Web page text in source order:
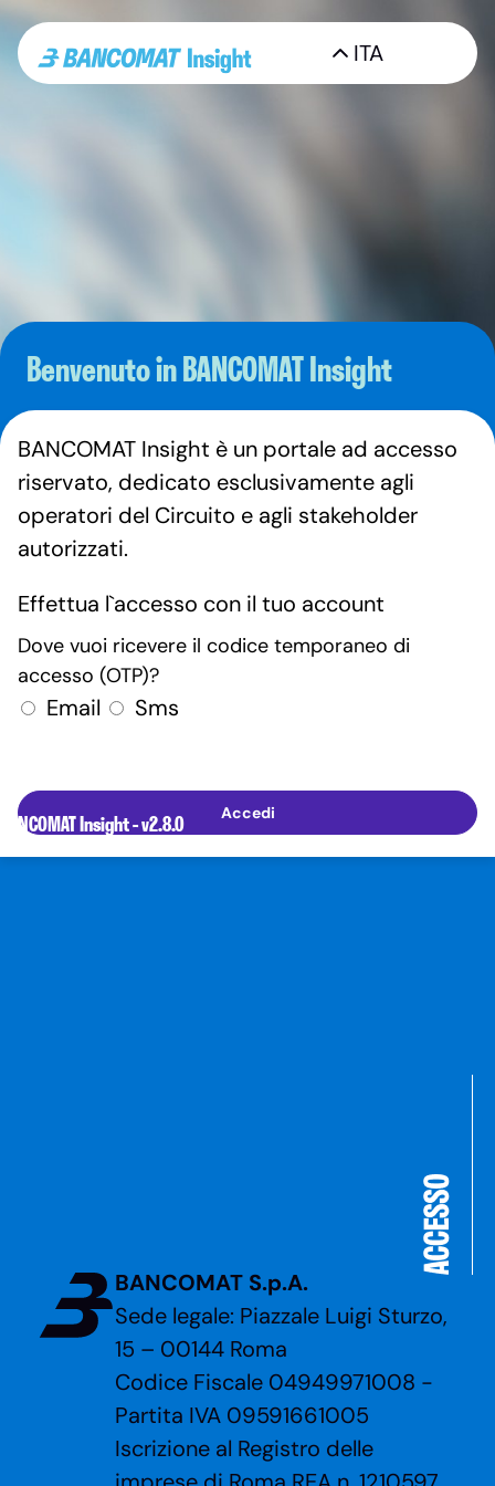
BANCOMAT Insight - v2.8.0
ITA
Benvenuto in BANCOMAT Insight
BANCOMAT Insight è un portale ad accesso
riservato, dedicato esclusivamente agli
operatori del Circuito e agli stakeholder
autorizzati.
Effettua l`accesso con il tuo account
Dove vuoi ricevere il codice temporaneo di
accesso (OTP)?
Email Sms
Accedi
BANCOMAT S.p.A.
Sede legale: Piazzale Luigi Sturzo,
15 – 00144 Roma
Codice Fiscale 04949971008 -
Partita IVA 09591661005
Iscrizione al Registro delle